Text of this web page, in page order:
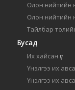
Олон нийтийн
Олон нийтийн
Тайлбар
Бусад
Их хайсан үг
Үнэлгээ их
Үнэлгээ их